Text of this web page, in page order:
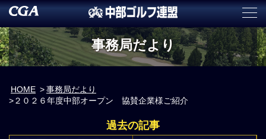
事務局だより
HOME
事務局だより
２０２６年度中部オープン 協賛企業様ご紹介
過去の記事